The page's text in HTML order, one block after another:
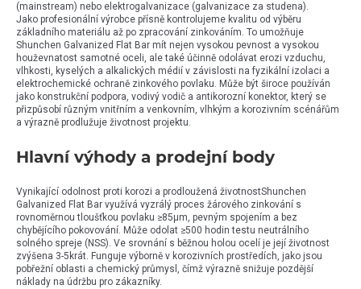
(mainstream) nebo elektrogalvanizace (galvanizace za studena).
Jako profesionální výrobce přísně kontrolujeme kvalitu od výběru
základního materiálu až po zpracování zinkováním. To umožňuje
Shunchen Galvanized Flat Bar mít nejen vysokou pevnost a vysokou
houževnatost samotné oceli, ale také účinně odolávat erozi vzduchu,
vlhkosti, kyselých a alkalických médií v závislosti na fyzikální izolaci a
elektrochemické ochraně zinkového povlaku. Může být široce používán
jako konstrukční podpora, vodivý vodič a antikorozní konektor, který se
přizpůsobí různým vnitřním a venkovním, vlhkým a korozivním scénářům
a výrazně prodlužuje životnost projektu.
Hlavní výhody a prodejní body
Vynikající odolnost proti korozi a prodloužená životnostShunchen
Galvanized Flat Bar využívá vyzrálý proces žárového zinkování s
rovnoměrnou tloušťkou povlaku ≥85μm, pevným spojením a bez
chybějícího pokovování. Může odolat ≥500 hodin testu neutrálního
solného spreje (NSS). Ve srovnání s běžnou holou ocelí je její životnost
zvýšena 3-5krát. Funguje výborně v korozivních prostředích, jako jsou
pobřežní oblasti a chemický průmysl, čímž výrazně snižuje pozdější
náklady na údržbu pro zákazníky.